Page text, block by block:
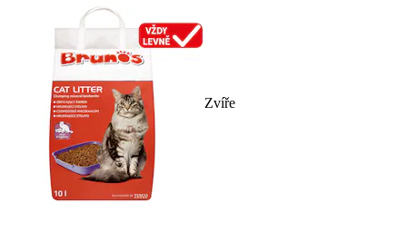
Zvíře